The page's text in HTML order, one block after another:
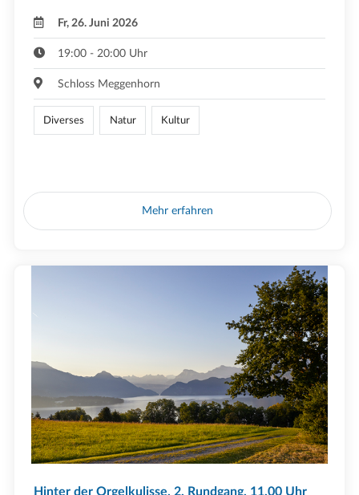
Fr, 26. Juni 2026
19:00 - 20:00 Uhr
Schloss Meggenhorn
Diverses Natur Kultur
Mehr erfahren
Hinter der Orgelkulisse, 2. Rundgang, 11.00 Uhr